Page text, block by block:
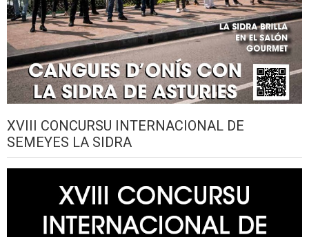
XVIII CONCURSU INTERNACIONAL DE
SEMEYES LA SIDRA